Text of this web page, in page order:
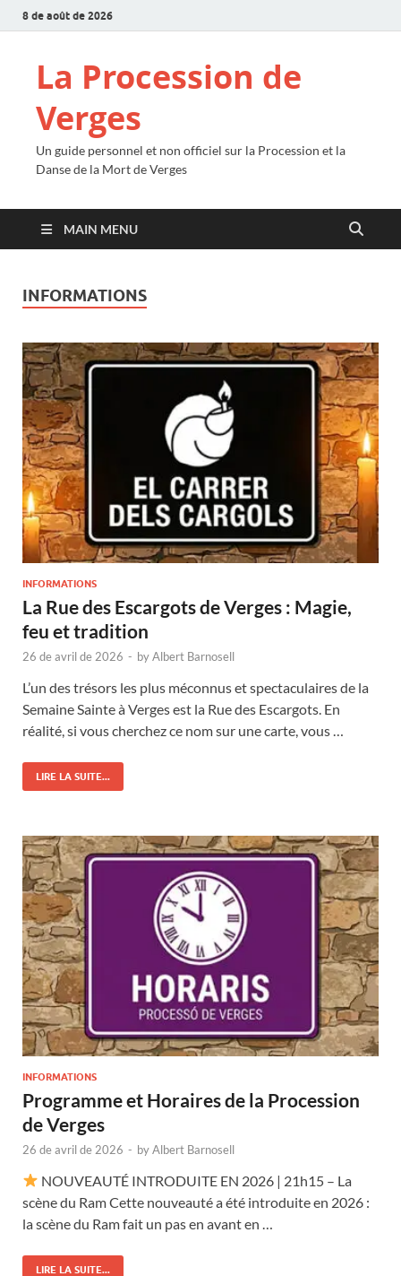
8 de août de 2026
La Procession de
Verges
Un guide personnel et non officiel sur la Procession et la
Danse de la Mort de Verges
MAIN MENU
INFORMATIONS
INFORMATIONS
La Rue des Escargots de Verges : Magie,
feu et tradition
26 de avril de 2026 - byAlbert Barnosell
L’un des trésors les plus méconnus et spectaculaires de la
Semaine Sainte à Verges est la Rue des Escargots. En
réalité, si vous cherchez ce nom sur une carte, vous …
LIRE LA SUITE...
INFORMATIONS
Programme et Horaires de la Procession
de Verges
26 de avril de 2026 - byAlbert Barnosell
NOUVEAUTÉ INTRODUITE EN 2026 | 21h15 – La
scène du Ram Cette nouveauté a été introduite en 2026 :
la scène du Ram fait un pas en avant en …
LIRE LA SUITE...